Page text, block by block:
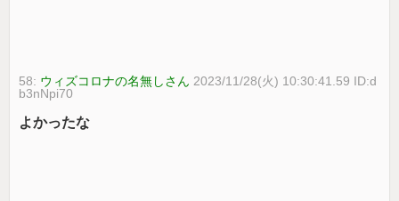
58: ウィズコロナの名無しさん 2023/11/28(火) 10:30:41.59 ID:d
b3nNpi70
よかったな